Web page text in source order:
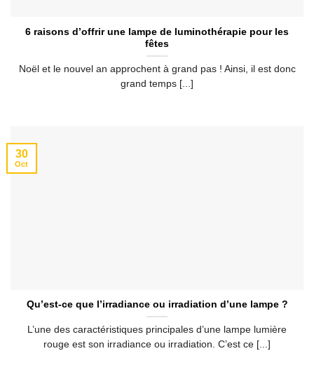
6 raisons d’offrir une lampe de luminothérapie pour les
fêtes
Noël et le nouvel an approchent à grand pas ! Ainsi, il est donc
grand temps [...]
Qu’est-ce que l’irradiance ou irradiation d’une lampe ?
L’une des caractéristiques principales d’une lampe lumière
rouge est son irradiance ou irradiation. C’est ce [...]
30
Oct